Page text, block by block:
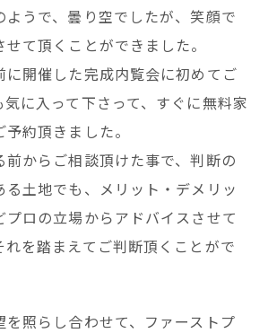
うで、曇り空でしたが、笑顔で
て頂くことができました。
に開催した完成内覧会に初めてご
に入って下さって、すぐに無料家
約頂きました。
からご相談頂けた事で、判断の
土地でも、メリット・デメリッ
プロの立場からアドバイスさせて
を踏まえてご判断頂くことがで
照らし合わせて、ファーストプ